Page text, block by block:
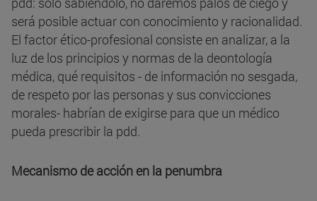
será posible actuar con conocimiento y racionalidad.
El factor ético-profesional consiste en analizar, a la
luz de los principios y normas de la deontología
médica, qué requisitos - de información no sesgada,
de respeto por las personas y sus convicciones
morales- habrían de exigirse para que un médico
pueda prescribir la pdd.
Mecanismo de acción en la penumbra